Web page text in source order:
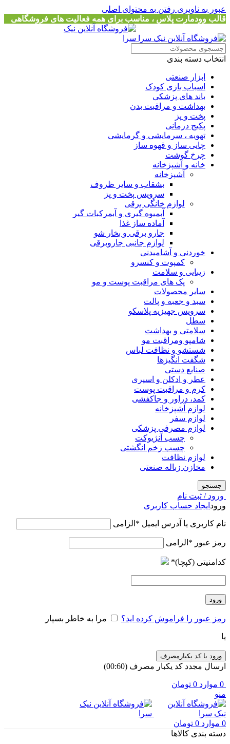
عبور به ناوبری رفتن به محتوای اصلی
قالب وودمارت پلاس ، مناسب برای همه فعالیت های فروشگاهی
انتخاب دسته بندی
ابزار صنعتی
اسباب بازی کودک
باند های پزشکی
بهداشت و مراقبت بدن
پخت و پز
پکیج درمانی
تهویه ، سرمایشی و گرمایشی
چایی ساز و قهوه ساز
چرخ گوشت
خانه و آشپزخانه
آشپزخانه
بشقاب و سایر ظروف
سرویس پخت و پز
لوازم خانگی برقی
آبمیوه گیری و آبمرکبات گیر
آماده ساز غذا
جارو برقی و بخار شو
لوازم جانبی جاروبرقی
خوردنی و آشامیدنی
کمپوت و کنسرو
زیبایی و سلامت
پک های مراقبت پوست و مو
سایر محصولات
سبد و جعبه و پالت
سرویس جهیزیه پلاسکو
سطل
سلامتی و بهداشت
شامپو ومراقبت مو
شستشو و نظافت لباس
شگفت انگیزها
صنایع دستی
عطر و ادکلن و اسپری
کرم و مراقبت پوست
کمد، دراور و جاکفشی
لوازم آشپزخانه
لوازم سفر
لوازم مصرفی پزشکی
چسب آنژیوکت
چسب زخم انگشتی
لوازم نظافت
مخازن زباله صنعتی
جستجو
ورود / ثبت نام
ورود ایجاد حساب کاربری
نام کاربری یا آدرس ایمیل * الزامی
رمز عبور * الزامی
کدامنیتی (کپچا)*
ورود
رمز عبور را فراموش کرده اید؟ مرا به خاطر بسپار
یا
ورود با کد یکبارمصرف
ارسال مجدد کد یکبار مصرف (00:
60
)
0 موارد 0 تومان
منو
0 موارد 0 تومان
دسته بندی کالاها